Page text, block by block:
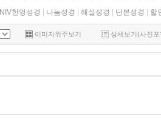
NIV한영성경 나눔성경 해설성경 단본성경 할
이미지위주보기 상세보기(사진